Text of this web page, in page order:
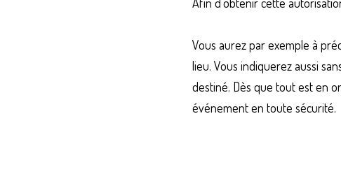
Vous aurez par exemple à
lieu. Vous indiquerez aussi
destiné. Dès que tout est en
événement en toute sécurité.